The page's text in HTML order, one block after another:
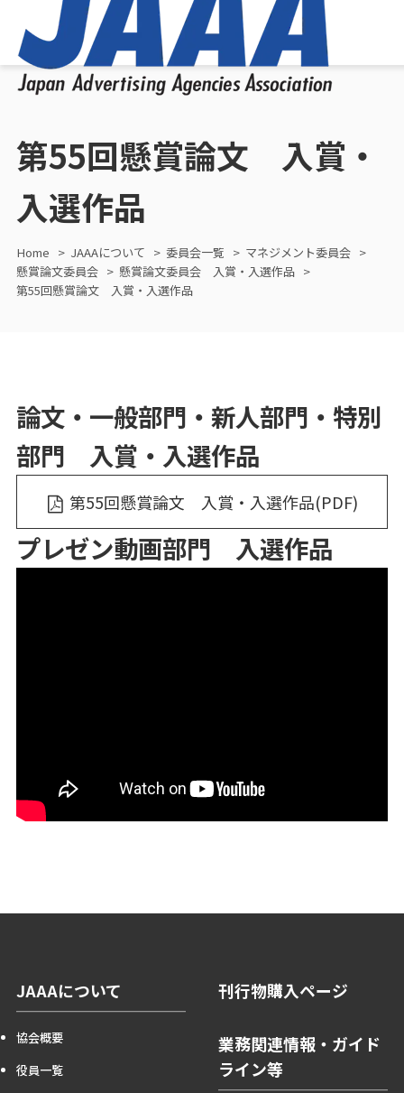
第55回懸賞論文 入賞・
入選作品
Home JAAAについて 委員会一覧
マネジメント委員会
懸賞論文委員会
懸賞論文委員会 入賞・入選作品
第55回懸賞論文 入賞・入選作品
論文・一般部門・新人部門・特別
部門 入賞・入選作品
第55回懸賞論文 入賞・入選作品(PDF)
プレゼン動画部門 入選作品
JAAAについて
協会概要
役員一覧
刊行物購入ページ
業務関連情報・ガイド
ライン等